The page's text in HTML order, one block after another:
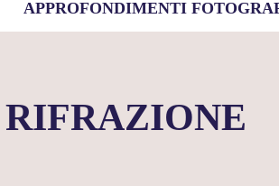
APPROFONDIMENTI
RIFRAZIONE